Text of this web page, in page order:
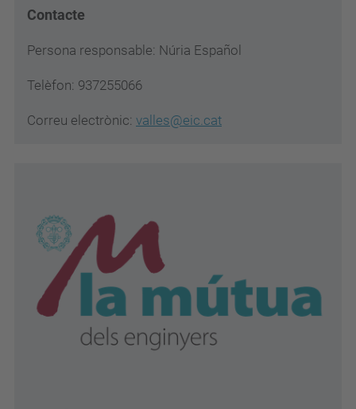
Contacte
Persona responsable: Núria Español
Telèfon: 937255066
Correu electrònic: valles@eic.cat